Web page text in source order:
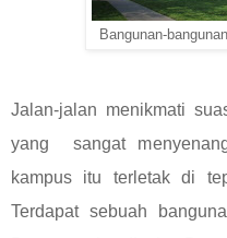
Bangunan-
Jalan-jalan menikmati
yang sangat
kampus itu terletak di
Terdapat sebuah